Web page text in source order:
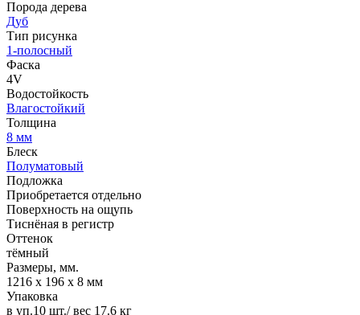
Порода дерева
Дуб
Тип рисунка
1-полосный
Фаска
4V
Водостойкость
Влагостойкий
Толщина
8 мм
Блеск
Полуматовый
Подложка
Приобретается отдельно
Поверхность на ощупь
Тиснёная в регистр
Оттенок
тёмный
Размеры, мм.
1216 х 196 х 8 мм
Упаковка
в уп.10 шт./ вес 17.6 кг